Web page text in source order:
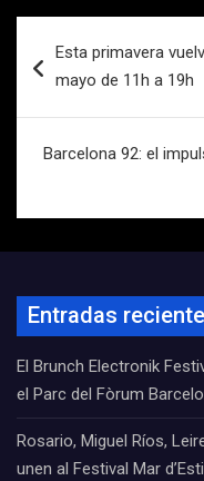
de
Esta primavera
mayo de 11h a 19h
Barcelona 92: el
Entradas
El Brunch Electronik
el Parc del Fòrum
Rosario, Miguel Ríos,
unen al Festival Mar